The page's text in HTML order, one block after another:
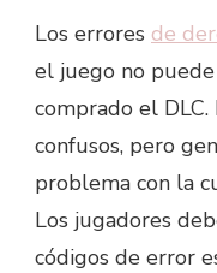
Los errores de
el juego no
comprado el
confusos, pero
problema con la
Los jugadores
códigos de error